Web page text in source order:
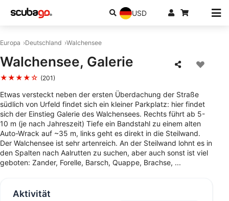
USD
Europa Deutschland Walchensee
Walchensee, Galerie
★★★★☆ (201)
Etwas versteckt neben der ersten Überdachung der Straße
südlich von Urfeld findet sich ein kleiner Parkplatz: hier findet
sich der Einstieg Galerie des Walchensees. Rechts führt ab 5-
10 m (je nach Jahreszeit) Tiefe ein Bandstahl zu einem alten
Auto-Wrack auf ~35 m, links geht es direkt in die Steilwand.
Der Walchensee ist sehr artenreich. An der Steilwand lohnt es in
den Spalten nach Aalrutten zu suchen, aber auch sonst ist viel
geboten: Zander, Forelle, Barsch, Quappe, Brachse, ...
Aktivität